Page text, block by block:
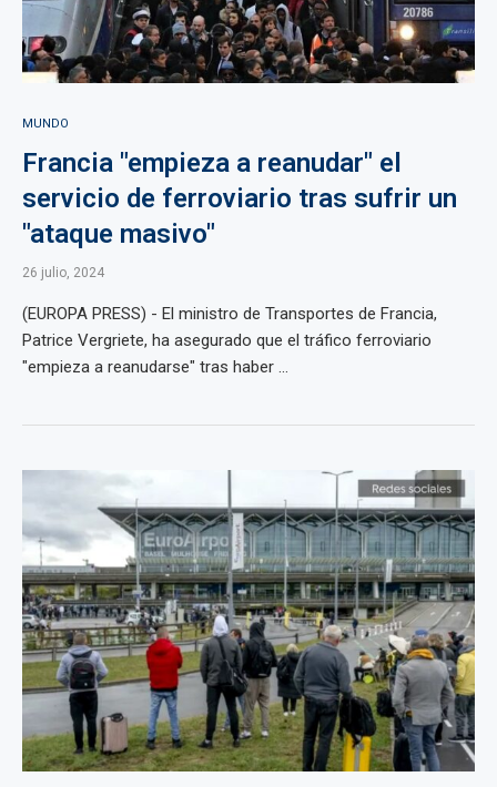
MUNDO
Francia "empieza a reanudar" el
servicio de ferroviario tras sufrir un
"ataque masivo"
26 julio, 2024
(EUROPA PRESS) - El ministro de Transportes de Francia,
Patrice Vergriete, ha asegurado que el tráfico ferroviario
"empieza a reanudarse" tras haber ...